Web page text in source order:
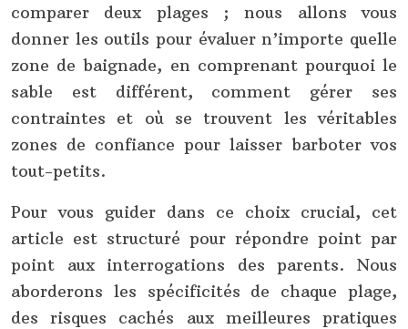
comparer deux plages ; nous allons vous
donner les outils pour évaluer n’importe quelle
zone de baignade, en comprenant pourquoi le
sable est différent, comment gérer ses
contraintes et où se trouvent les véritables
zones de confiance pour laisser barboter vos
tout-petits.
Pour vous guider dans ce choix crucial, cet
article est structuré pour répondre point par
point aux interrogations des parents. Nous
aborderons les spécificités de chaque plage,
des risques cachés aux meilleures pratiques